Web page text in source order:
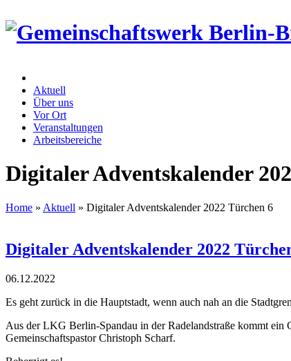
Aktuell
Über uns
Vor Ort
Veranstaltungen
Arbeitsbereiche
Digitaler Adventskalender
Home » Aktuell » Digitaler Adventskalender 2022 Türchen 6
Digitaler Adventskalender 2022
06.12.2022
Es geht zurück in die Hauptstadt, wenn auch nah an die
Aus der LKG Berlin-Spandau in der Radelandstraße kommt
Gemeinschaftspastor Christoph Scharf.